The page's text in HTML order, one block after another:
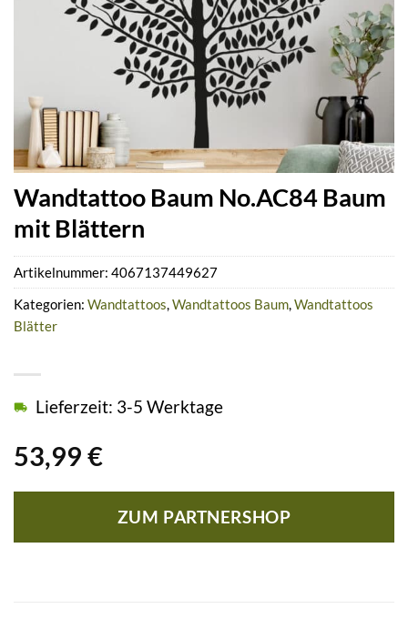
Wandtattoo Baum No.AC84 Baum
mit Blättern
53,99 €
Lieferzeit: 3-5 Werktage
ZUM PARTNERSHOP
Artikelnummer: 4067137449627
Kategorien: Wandtattoos,Wandtattoos Baum,Wandtattoos
Blätter